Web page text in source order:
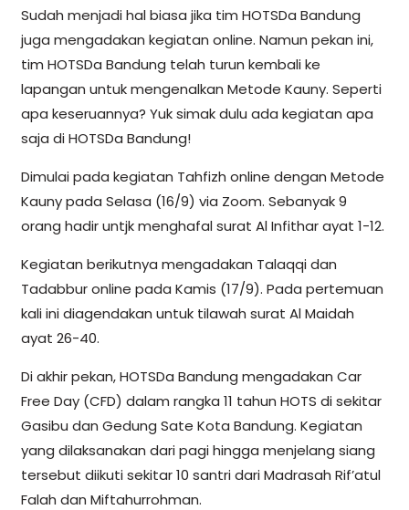
Sudah menjadi hal biasa jika tim HOTSDa Bandung
juga mengadakan kegiatan online. Namun pekan ini,
tim HOTSDa Bandung telah turun kembali ke
lapangan untuk mengenalkan Metode Kauny. Seperti
apa keseruannya? Yuk simak dulu ada kegiatan apa
saja di HOTSDa Bandung!
Dimulai pada kegiatan Tahfizh online dengan Metode
Kauny pada Selasa (16/9) via Zoom. Sebanyak 9
orang hadir untjk menghafal surat Al Infithar ayat 1-12.
Kegiatan berikutnya mengadakan Talaqqi dan
Tadabbur online pada Kamis (17/9). Pada pertemuan
kali ini diagendakan untuk tilawah surat Al Maidah
ayat 26-40.
Di akhir pekan, HOTSDa Bandung mengadakan Car
Free Day (CFD) dalam rangka 11 tahun HOTS di sekitar
Gasibu dan Gedung Sate Kota Bandung. Kegiatan
yang dilaksanakan dari pagi hingga menjelang siang
tersebut diikuti sekitar 10 santri dari Madrasah Rif’atul
Falah dan Miftahurrohman.